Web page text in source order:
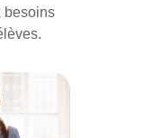
besoins